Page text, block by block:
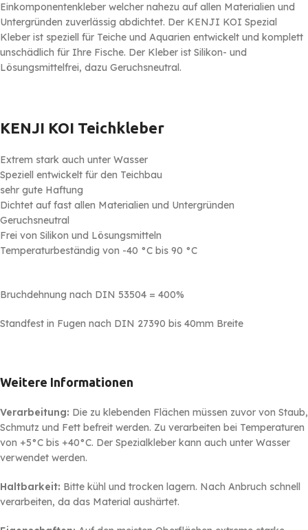
Einkomponentenkleber welcher nahezu auf allen Materialien und
Untergründen zuverlässig abdichtet. Der KENJI KOI Spezial
Kleber ist speziell für Teiche und Aquarien entwickelt und komplett
unschädlich für Ihre Fische. Der Kleber ist Silikon- und
Lösungsmittelfrei, dazu Geruchsneutral.
KENJI KOI Teichkleber
Extrem stark auch unter Wasser
Speziell entwickelt für den Teichbau
sehr gute Haftung
Dichtet auf fast allen Materialien und Untergründen
Geruchsneutral
Frei von Silikon und Lösungsmitteln
Temperaturbeständig von -40 °C bis 90 °C
Bruchdehnung nach DIN 53504 = 400%
Standfest in Fugen nach DIN 27390 bis 40mm Breite
Weitere Informationen
Verarbeitung: Die zu klebenden Flächen müssen zuvor von Staub,
Schmutz und Fett befreit werden. Zu verarbeiten bei Temperaturen
von +5°C bis +40°C. Der Spezialkleber kann auch unter Wasser
verwendet werden.
Haltbarkeit: Bitte kühl und trocken lagern. Nach Anbruch schnell
verarbeiten, da das Material aushärtet.